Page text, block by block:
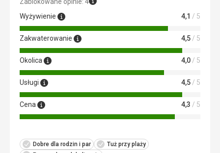
Wyżywienie
4,1 / 5
Zakwaterowanie 4,5 / 5
Okolica 4,0 / 5
Usługi 4,5 / 5
Cena 4,3 / 5
Dobre dla rodzin i par
Tuż przy plaży